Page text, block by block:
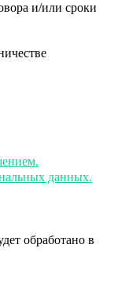
и/или сроки
данных.
обработано в